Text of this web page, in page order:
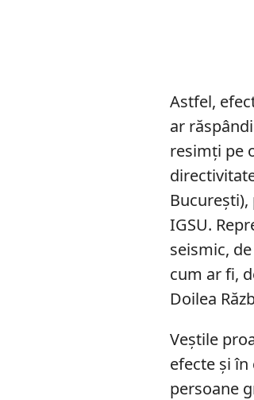
Astfel,
ar
resimți pe
IGSU.
seismic,
cum ar fi,
Doilea
Veștile
efecte și
persoane